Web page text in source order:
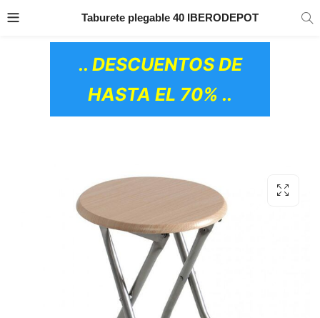
PRODUCTOS
.. DESCUENTOS DE
HASTA EL 70% ..
Taburete plegable 40 IBERODEPOT